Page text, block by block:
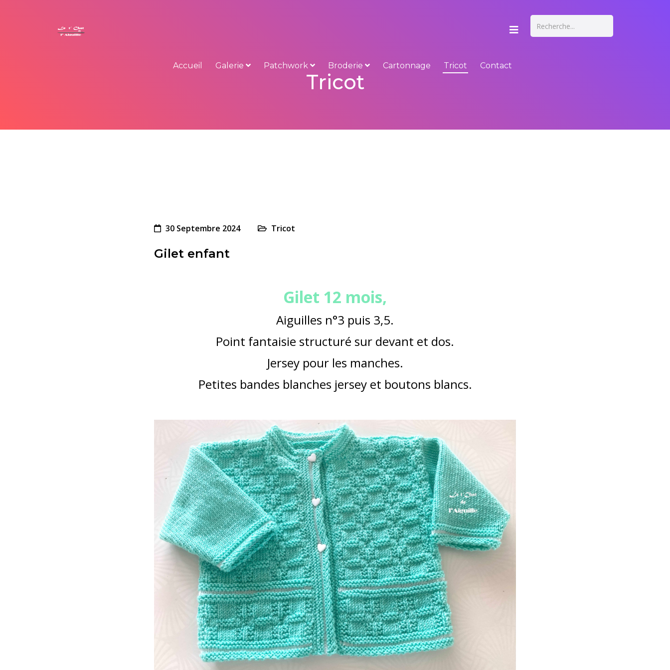
Accueil Galerie Patchwork Broderie Cartonnage Tricot Contact
Tricot
Tricot
30 Septembre 2024
Gilet enfant
Gilet 12 mois,
Aiguilles n°3 puis 3,5.
Point fantaisie structuré sur devant et dos.
Jersey pour les manches.
Petites bandes blanches jersey et boutons blancs.